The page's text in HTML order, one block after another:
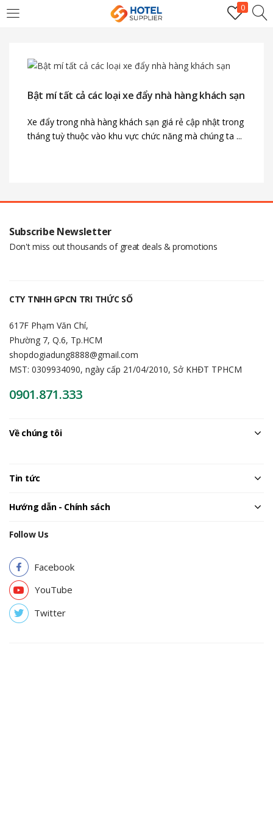
0
Enter your username and password to login.
Login
Lost password?
Bật mí tất cả các loại xe đẩy nhà hàng khách sạn
Xe đẩy trong nhà hàng khách sạn giá rẻ cập nhật trong
tháng tuỳ thuộc vào khu vực chức năng mà chúng ta ...
Subscribe Newsletter
Don't miss out thousands of great deals & promotions
CTY TNHH GPCN TRI THỨC SỐ
617F Phạm Văn Chí,
Phường 7, Q.6, Tp.HCM
shopdogiadung8888@gmail.com
MST: 0309934090, ngày cấp 21/04/2010, Sở KHĐT TPHCM
0901.871.333
Về chúng tôi
Tin tức
Hướng dẫn - Chính sách
Follow Us
Facebook
YouTube
Twitter